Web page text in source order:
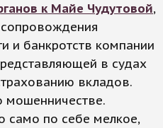
к Майе Чудутовой,
и банкротств компании
в судах
вкладов.
мошенничестве.
само по себе мелкое,